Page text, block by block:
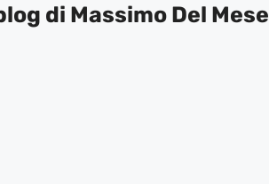
di Massimo Del Mese